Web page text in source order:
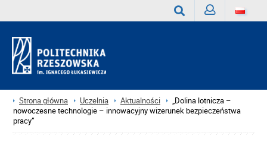
Strona główna Uczelnia Aktualności
„Dolina lotnicza –
nowoczesne technologie – innowacyjny wizerunek bezpieczeństwa
pracy”